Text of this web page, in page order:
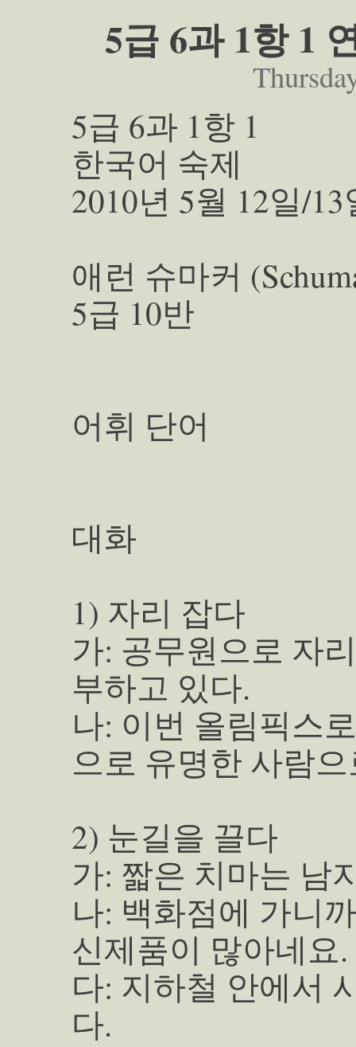
5급 6과 1항 1
5급 6과 1항 1
한국어 숙제
2010년 5월 12일/13
애런 슈마커
5급 10반
어휘 단어
대화
1) 자리 잡다
가: 공무원으로 자
부하고 있다.
나: 이번 올림픽스
으로 유명한 사람
2) 눈길을 끌다
가: 짧은 치마는 남
나: 백화점에 가니
신제품이 많아네요.
다: 지하철 안에서
다.